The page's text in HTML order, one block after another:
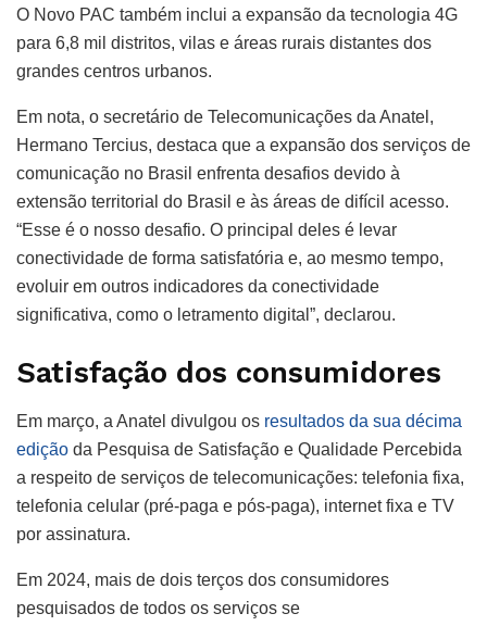
O Novo PAC também inclui a expansão da tecnologia 4G
para 6,8 mil distritos, vilas e áreas rurais distantes dos
grandes centros urbanos.
Em nota, o secretário de Telecomunicações da Anatel,
Hermano Tercius, destaca que a expansão dos serviços de
comunicação no Brasil enfrenta desafios devido à
extensão territorial do Brasil e às áreas de difícil acesso.
“Esse é o nosso desafio. O principal deles é levar
conectividade de forma satisfatória e, ao mesmo tempo,
evoluir em outros indicadores da conectividade
significativa, como o letramento digital”, declarou.
Satisfação dos consumidores
Em março, a Anatel divulgou os resultados da sua décima
edição da Pesquisa de Satisfação e Qualidade Percebida
a respeito de serviços de telecomunicações: telefonia fixa,
telefonia celular (pré-paga e pós-paga), internet fixa e TV
por assinatura.
Em 2024, mais de dois terços dos consumidores
pesquisados de todos os serviços se